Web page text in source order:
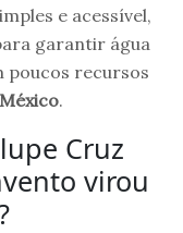
e acessível,
garantir água
poucos recursos
México.
Cruz
virou